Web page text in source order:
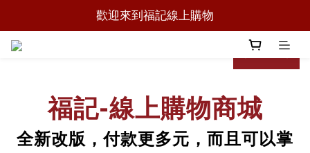
歡迎來到福記線上購物
歡迎來到福記線上購物
prev next
福記-線上購物商城
全新改版，付款更多元，而且可以掌